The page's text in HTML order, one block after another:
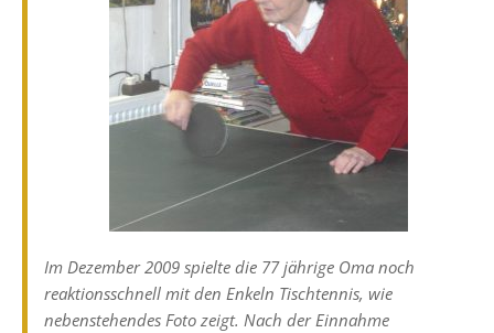
Im Dezember 2009 spielte die 77 jährige Oma noch
reaktionsschnell mit den Enkeln Tischtennis, wie
nebenstehendes Foto zeigt. Nach der Einnahme